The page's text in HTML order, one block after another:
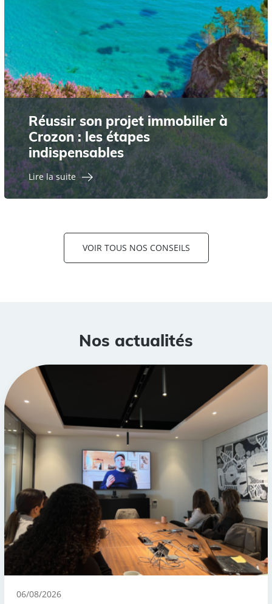
Réussir son projet immobilier à
Crozon : les étapes
indispensables
Lire la suite
VOIR TOUS NOS CONSEILS
Nos actualités
06/08/2026